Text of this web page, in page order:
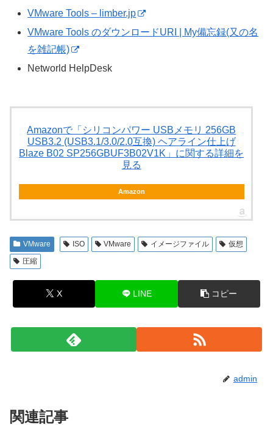
VMware Tools – limber.jp
VMware Tools のダウンロードURI | My備忘録(又の名
を雑記帳)
Networld HelpDesk
Amazonで「シリコンパワー USBメモリ 256GB
USB3.2 (USB3.1/3.0/2.0互換) ヘアライン仕上げ
Blaze B02 SP256GBUF3B02V1K」に関する詳細を
見る
Amazon
VMware ISO VMware イメージファイル
仮想
圧縮
X LINE コピー
admin
関連記事